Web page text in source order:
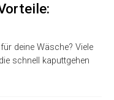
deine Wäsche? Viele
schnell kaputtgehen